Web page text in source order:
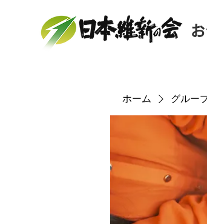
ホーム グルー